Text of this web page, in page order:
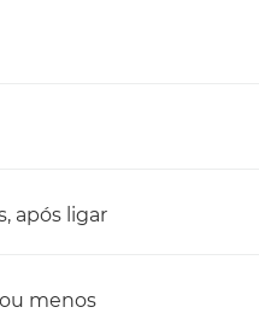
após ligar
menos